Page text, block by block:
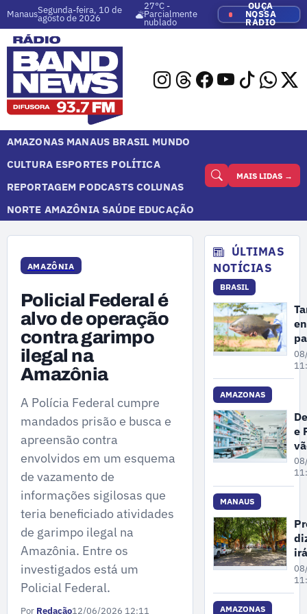
ManausSegunda-feira, 10 de
agosto de 2026
27°C -
Parcialmente
nublado
OUÇA
NOSSA
RÁDIO
AMAZONAS MANAUS BRASIL MUNDO
CULTURA ESPORTES POLÍTICA
REPORTAGEM PODCASTS COLUNAS
NORTE AMAZÔNIA SAÚDE EDUCAÇÃO
MAIS LIDAS →
AMAZÔNIA
Policial Federal é
alvo de operação
contra garimpo
ilegal na
Amazônia
A Polícia Federal cumpre
mandados prisão e busca e
apreensão contra
envolvidos em um esquema
de vazamento de
informações sigilosas que
teria beneficiado atividades
de garimpo ilegal na
Amazônia. Entre os
investigados está um
Policial Federal.
Por Redação12/06/2026 12:11
ÚLTIMAS
NOTÍCIAS
BRASIL
de
do
AMAZONAS
e
e
MANAUS
irá
AMAZONAS